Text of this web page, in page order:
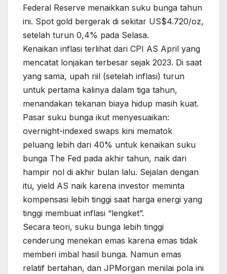
Federal Reserve menaikkan suku bunga tahun
ini. Spot gold bergerak di sekitar US$4.720/oz,
setelah turun 0,4% pada Selasa.
Kenaikan inflasi terlihat dari CPI AS April yang
mencatat lonjakan terbesar sejak 2023. Di saat
yang sama, upah riil (setelah inflasi) turun
untuk pertama kalinya dalam tiga tahun,
menandakan tekanan biaya hidup masih kuat.
Pasar suku bunga ikut menyesuaikan:
overnight-indexed swaps kini mematok
peluang lebih dari 40% untuk kenaikan suku
bunga The Fed pada akhir tahun, naik dari
hampir nol di akhir bulan lalu. Sejalan dengan
itu, yield AS naik karena investor meminta
kompensasi lebih tinggi saat harga energi yang
tinggi membuat inflasi “lengket”.
Secara teori, suku bunga lebih tinggi
cenderung menekan emas karena emas tidak
memberi imbal hasil bunga. Namun emas
relatif bertahan, dan JPMorgan menilai pola ini